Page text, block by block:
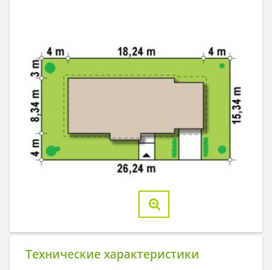
Технические характеристики